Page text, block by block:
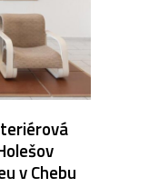
v Chebu